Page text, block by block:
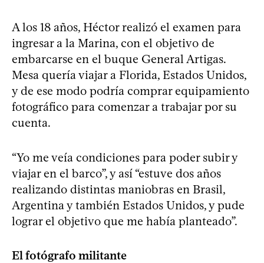
A los 18 años, Héctor realizó el examen para
ingresar a la Marina, con el objetivo de
embarcarse en el buque General Artigas.
Mesa quería viajar a Florida, Estados Unidos,
y de ese modo podría comprar equipamiento
fotográfico para comenzar a trabajar por su
cuenta.
“Yo me veía condiciones para poder subir y
viajar en el barco”, y así “estuve dos años
realizando distintas maniobras en Brasil,
Argentina y también Estados Unidos, y pude
lograr el objetivo que me había planteado”.
El fotógrafo militante